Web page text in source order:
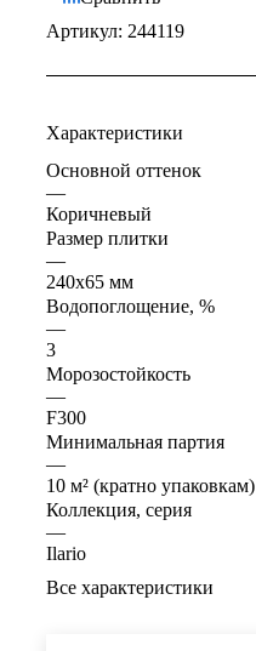
Артикул: 244119
Характеристики
Основной оттенок
—
Коричневый
Размер плитки
—
240x65 мм
Водопоглощение, %
—
3
Морозостойкость
—
F300
Минимальная партия
—
10 м² (кратно упаковкам)
Коллекция, серия
—
Ilario
Все характеристики